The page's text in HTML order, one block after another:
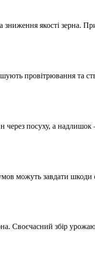
зниження якості зерна.
провітрювання та
через посуху, а
можуть завдати
Своєчасний збір